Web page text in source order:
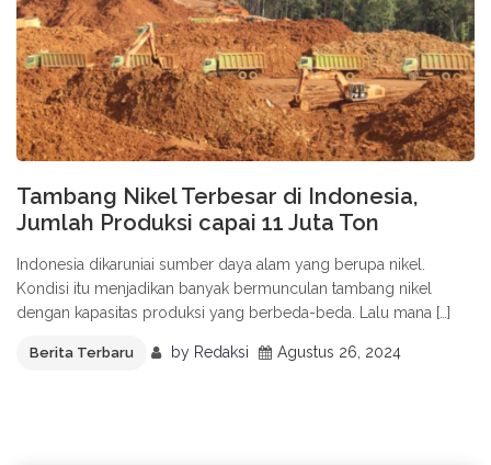
Tambang Nikel Terbesar di Indonesia,
Jumlah Produksi capai 11 Juta Ton
Indonesia dikaruniai sumber daya alam yang berupa nikel.
Kondisi itu menjadikan banyak bermunculan tambang nikel
dengan kapasitas produksi yang berbeda-beda. Lalu mana […]
Berita Terbaru by Redaksi Agustus 26, 2024